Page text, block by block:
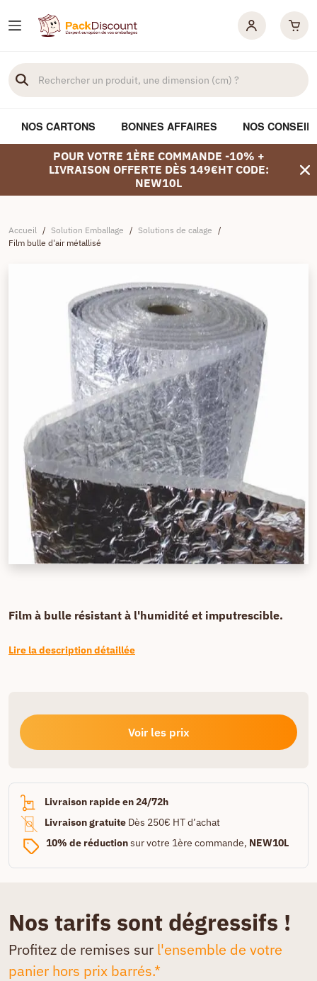
NOS CARTONS BONNES AFFAIRES NOS
POUR VOTRE 1ÈRE COMMANDE -10% +
LIVRAISON OFFERTE DÈS 149€HT CODE:
NEW10L
Accueil / Solution Emballage / Solutions de calage /
Film bulle d'air métallisé
Film à bulle résistant à l'humidité et imputrescible.
Lire la description détaillée
Voir les prix
Livraison rapide en 24/72h
Livraison gratuite Dès 250€ HT d’achat
10% de réductionsur votre 1ère commande, NEW10L
Nos tarifs sont dégressifs !
Profitez de remises sur l'ensemble de votre
panier hors prix barrés.*